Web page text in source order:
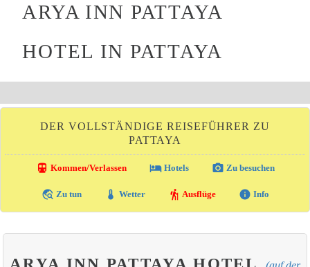
ARYA INN PATTAYA
HOTEL IN PATTAYA
DER VOLLSTÄNDIGE REISEFÜHRER ZU
PATTAYA
directions_transit Kommen/Verlassen local_hotelHotels photo_camera Zu besuchen
travel_explore Zu tun thermostat Wetter hiking Ausflüge info Info